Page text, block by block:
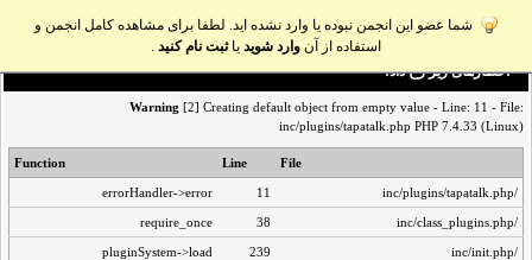
شما عضو این انجمن نبوده یا وارد نشده اید. لطفا برای مشاهده کامل انجمن و
استفاده از آن وارد شوید یاثبت نام کنید .
اخطار‌های زیر رخ داد:
Warning [2] Creating default object from empty value - Line: 11 - File:
inc/plugins/tapatalk.php PHP 7.4.33 (Linux)
File
Line
Function
/inc/plugins/tapatalk.php
11
errorHandler->error
/inc/class_plugins.php
38
require_once
/inc/init.php
239
pluginSystem->load